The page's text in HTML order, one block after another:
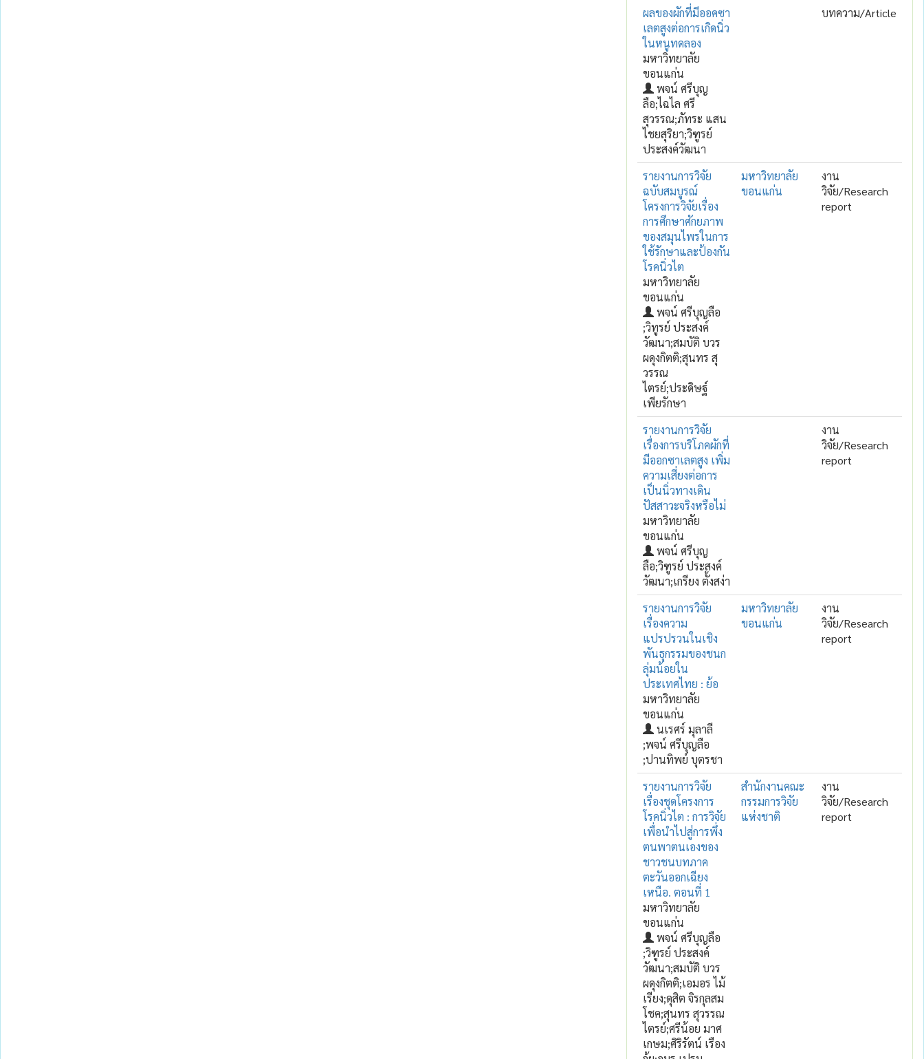
ผลของผักที่มีออคซา
เลตสูงต่อการเกิดนิ่ว
ในหนูทดลอง
มหาวิทยาลัย
ขอนแก่น
พจน์ ศรีบุญ
ลือ;ไฉไล ศรี
สุวรรณ;ภัทระ แสน
ไชยสุริยา;วิฑูรย์
ประสงค์วัฒนา
บทความ/Article
รายงานการวิจัย
ฉบับสมบูรณ์
โครงการวิจัยเรื่อง
การศึกษาศักยภาพ
ของสมุนไพรในการ
ใช้รักษาและป้องกัน
โรคนิ่วไต
มหาวิทยาลัย
ขอนแก่น
พจน์ ศรีบุญลือ
;วิทูรย์ ประสงค์
วัฒนา;สมบัติ บวร
ผดุงกิตติ;สุนทร สุ
วรรณ
ไตรย์;ประดิษฐ์
เพียรักษา
มหาวิทยาลัย
ขอนแก่น
งาน
วิจัย/Research
report
รายงานการวิจัย
เรื่องการบริโภคผักที่
มีออกซาเลตสูง เพิ่ม
ความเสี่ยงต่อการ
เป็นนิ่วทางเดิน
ปัสสาวะจริงหรือไม่
มหาวิทยาลัย
ขอนแก่น
พจน์ ศรีบุญ
ลือ;วิฑูรย์ ประสงค์
วัฒนา;เกรียง ตั้งสง่า
งาน
วิจัย/Research
report
รายงานการวิจัย
เรื่องความ
แปรปรวนในเชิง
พันธุกรรมของชนก
ลุ่มน้อยใน
ประเทศไทย : ย้อ
มหาวิทยาลัย
ขอนแก่น
นเรศร์ มุลาลี
;พจน์ ศรีบุญลือ
;ปานทิพย์ บุตรชา
มหาวิทยาลัย
ขอนแก่น
งาน
วิจัย/Research
report
รายงานการวิจัย
เรื่องชุดโครงการ
โรคนิ่วไต : การวิจัย
เพื่อนำไปสู่การพึ่ง
ตนพาตนเองของ
ชาวชนบทภาค
ตะวันออกเฉียง
เหนือ. ตอนที่ 1
มหาวิทยาลัย
ขอนแก่น
พจน์ ศรีบุญลือ
;วิฑูรย์ ประสงค์
วัฒนา;สมบัติ บวร
ผดุงกิตติ;เอมอร ไม้
เรียง;ดุสิต จิรกุลสม
โชค;สุนทร สุวรรณ
ไตรย์;ศรีน้อย มาศ
เกษม;ศิริรัตน์ เรือง
สำนักงานคณะ
กรรมการวิจัย
แห่งชาติ
งาน
วิจัย/Research
report